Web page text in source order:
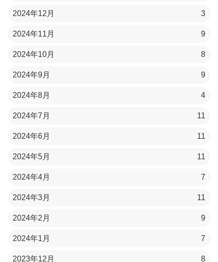
2024年12月 3
2024年11月 9
2024年10月 8
2024年9月 9
2024年8月 4
2024年7月 11
2024年6月 11
2024年5月 11
2024年4月 7
2024年3月 11
2024年2月 9
2024年1月 7
2023年12月 8